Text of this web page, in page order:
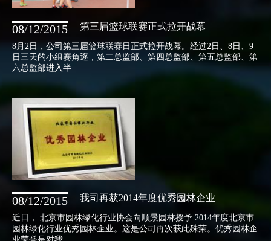
08/12/2015 第三届篮球联赛正式拉开战幕
8月2日，公司第三届篮球联赛日正式拉开战幕。经过2日、8日、9
日三天的小组赛角逐，第二总监部、第四总监部、第五总监部、第
六总监部进入半
08/12/2015 我司再获2014年度优秀园林企业
近日， 北京市园林绿化行业协会向顺景园林授予 2014年度北京市
园林绿化行业优秀园林企业。这是公司再次获此殊荣。优秀园林企